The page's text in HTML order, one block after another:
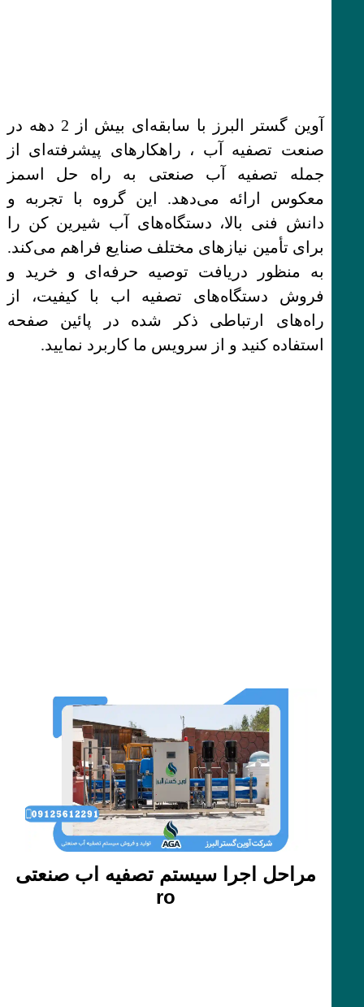
آوین گستر البرز با سابقه‌ای بیش از 2 دهه در
صنعت تصفیه آب ، راهکارهای پیشرفته‌ای از
جمله تصفیه آب صنعتی به راه حل اسمز
معکوس ارائه می‌دهد. این گروه با تجربه و
دانش فنی بالا، دستگاه‌های آب شیرین کن را
برای تأمین نیازهای مختلف صنایع فراهم می‌کند.
به منظور دریافت توصیه حرفه‌ای و خرید و
فروش دستگاه‌های تصفیه اب با کیفیت، از
راه‌های ارتباطی ذکر شده در پائین صفحه
استفاده کنید و از سرویس ما کاربرد نمایید.
مراحل اجرا سیستم تصفیه اب صنعتی
ro